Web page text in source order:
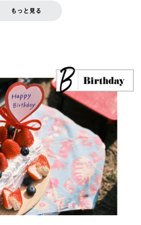
もっと見る